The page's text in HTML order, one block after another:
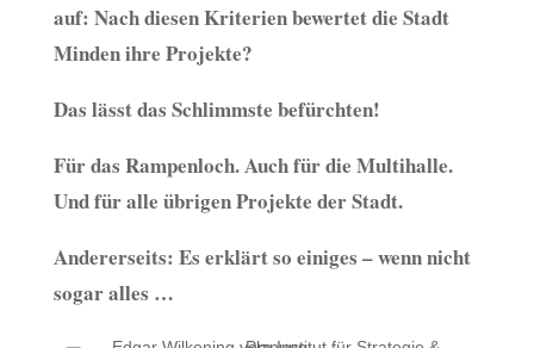
auf: Nach diesen Kriterien bewertet die Stadt
Minden ihre Projekte?
Das lässt das Schlimmste befürchten!
Für das Rampenloch. Auch für die Multihalle.
Und für alle übrigen Projekte der Stadt.
Andererseits: Es erklärt so einiges – wenn nicht
sogar alles …